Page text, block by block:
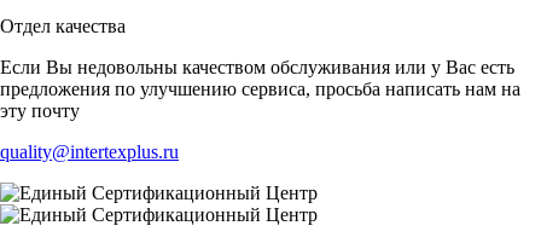
Отдел качества
Если Вы недовольны качеством обслуживания или у Вас есть
предложения по улучшению сервиса, просьба написать нам на
эту почту
quality@intertexplus.ru